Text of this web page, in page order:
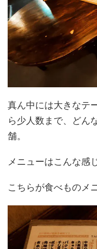
真ん中には大きなテ
ら少人数まで、どん
舗。
メニューはこんな感じ
こちらが食べものメ